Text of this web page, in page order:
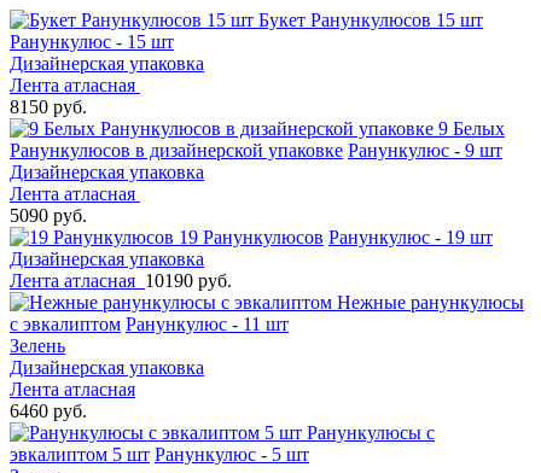
Букет Ранункулюсов 15 шт
Ранункулюс - 15 шт
Дизайнерская упаковка
Лента атласная
8150 руб.
9 Белых
Ранункулюсов в дизайнерской упаковке Ранункулюс - 9 шт
Дизайнерская упаковка
Лента атласная
5090 руб.
19 Ранункулюсов Ранункулюс - 19 шт
Дизайнерская упаковка
Лента атласная 10190 руб.
Нежные ранункулюсы
с эвкалиптом Ранункулюс - 11 шт
Зелень
Дизайнерская упаковка
Лента атласная
6460 руб.
Ранункулюсы с
эвкалиптом 5 шт Ранункулюс - 5 шт